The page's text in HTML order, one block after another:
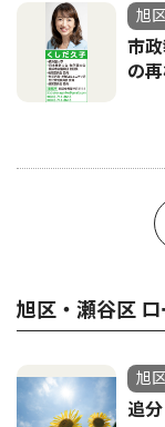
旭
市
の
旭区・瀬谷区
旭
追